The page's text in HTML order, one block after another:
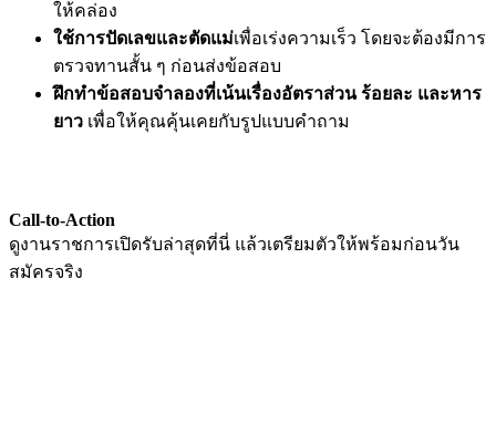
ให้คล่อง
ใช้การปัดเลขและตัดแม่เพื่อเร่งความเร็ว โดยจะต้องมีการ
ตรวจทานสั้น ๆ ก่อนส่งข้อสอบ
ฝึกทำข้อสอบจำลองที่เน้นเรื่องอัตราส่วน ร้อยละ และหาร
ยาว เพื่อให้คุณคุ้นเคยกับรูปแบบคำถาม
Call-to-Action
ดูงานราชการเปิดรับล่าสุดที่นี่ แล้วเตรียมตัวให้พร้อมก่อนวัน
สมัครจริง